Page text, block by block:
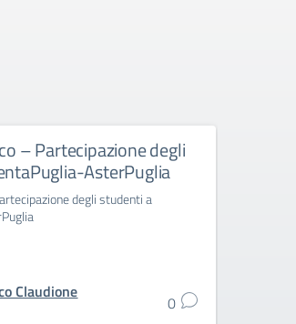
– Partecipazione degli
AsterPuglia
degli studenti a
Claudione
0